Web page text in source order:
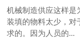
机械制造供应这样是
装填的物料太少，对
求的。因为人员的...